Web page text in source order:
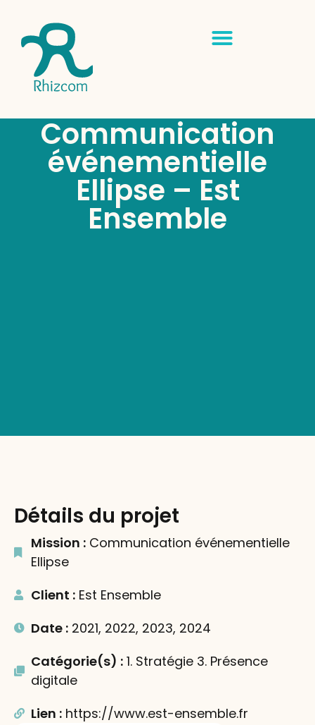
Communication
événementielle
Ellipse – Est
Ensemble
Détails du projet
Mission :Communication événementielle
Ellipse
Client :Est Ensemble
Date :2021, 2022, 2023, 2024
Catégorie(s) :1. Stratégie 3. Présence
digitale
Lien :https://www.est-ensemble.fr